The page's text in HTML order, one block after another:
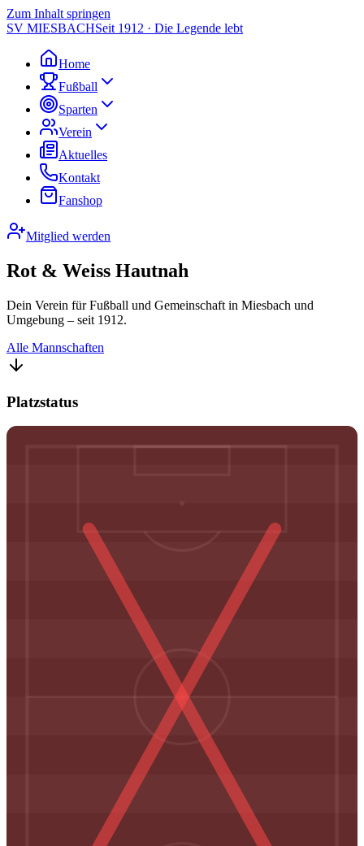
Zum Inhalt springen
SV MIESBACHSeit 1912 · Die Legende lebt
Home
Fußball
Sparten
Verein
Aktuelles
Kontakt
Fanshop
Mitglied werden
Rot & Weiss Hautnah
Dein Verein für Fußball und Gemeinschaft in Miesbach und
Umgebung – seit 1912.
Alle Mannschaften
Platzstatus